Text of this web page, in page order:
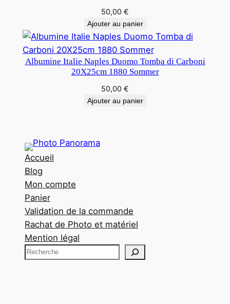
50,00 €
Ajouter au panier
Albumine Italie Naples Duomo Tomba di Carboni
20X25cm 1880 Sommer
50,00 €
Ajouter au panier
Accueil
Blog
Mon compte
Panier
Validation de la commande
Rachat de Photo et matériel
Mention légal
R